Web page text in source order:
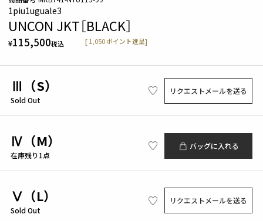
1piu1uguale3
UNCON JKT［BLACK］
¥115,500税込 [ 1,050 ポイント進呈]
Ⅲ（S）
Sold Out
リクエストメールを送る
Ⅳ（M）
在庫残り1点
バッグに入れる
Ⅴ（L）
Sold Out
リクエストメールを送る